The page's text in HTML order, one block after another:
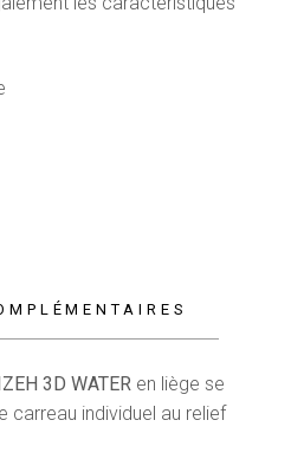
3D WATER en liège se
carreau individuel au relief